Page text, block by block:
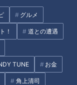
グルメ
！ 道との遭遇
TUNE お金
角上清司
か国体 正式競技「な
出場めざす高校生